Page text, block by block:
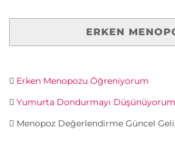
ERKEN
Erken Menopozu Öğreniyorum
Yumurta Dondurmayı Düşünüyorum
Menopoz Değerlendirme Güncel